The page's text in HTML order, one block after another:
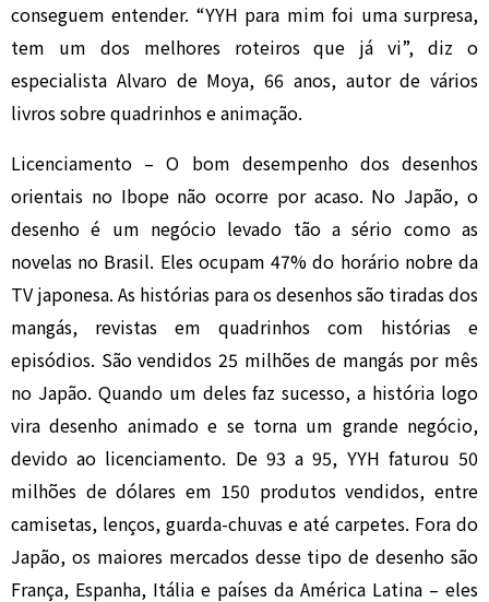
conseguem entender. “YYH para mim foi uma surpresa,
tem um dos melhores roteiros que já vi”, diz o
especialista Alvaro de Moya, 66 anos, autor de vários
livros sobre quadrinhos e animação.
Licenciamento – O bom desempenho dos desenhos
orientais no Ibope não ocorre por acaso. No Japão, o
desenho é um negócio levado tão a sério como as
novelas no Brasil. Eles ocupam 47% do horário nobre da
TV japonesa. As histórias para os desenhos são tiradas dos
mangás, revistas em quadrinhos com histórias e
episódios. São vendidos 25 milhões de mangás por mês
no Japão. Quando um deles faz sucesso, a história logo
vira desenho animado e se torna um grande negócio,
devido ao licenciamento. De 93 a 95, YYH faturou 50
milhões de dólares em 150 produtos vendidos, entre
camisetas, lenços, guarda-chuvas e até carpetes. Fora do
Japão, os maiores mercados desse tipo de desenho são
França, Espanha, Itália e países da América Latina – eles